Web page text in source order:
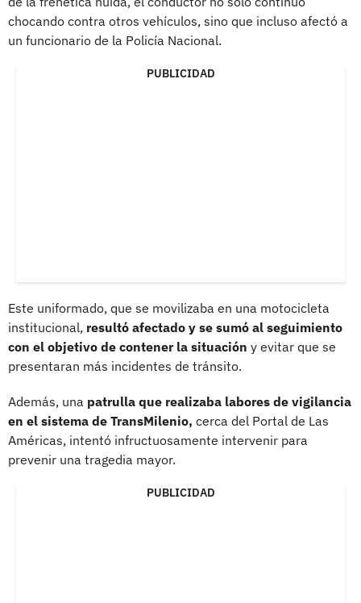
chocando contra otros vehículos, sino que incluso afectó a
un funcionario de la Policía Nacional.
PUBLICIDAD
Este uniformado, que se movilizaba en una motocicleta
institucional, resultó afectado y se sumó al seguimiento
con el objetivo de contener la situación y evitar que se
presentaran más incidentes de tránsito.
Además, una patrulla que realizaba labores de vigilancia
en el sistema de TransMilenio, cerca del Portal de Las
Américas, intentó infructuosamente intervenir para
prevenir una tragedia mayor.
PUBLICIDAD